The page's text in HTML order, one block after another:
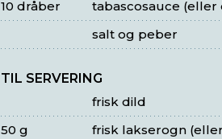
tabascosauce (eller
10 dråber
salt og peber
TIL SERVERING
frisk dild
frisk lakserogn
50 g